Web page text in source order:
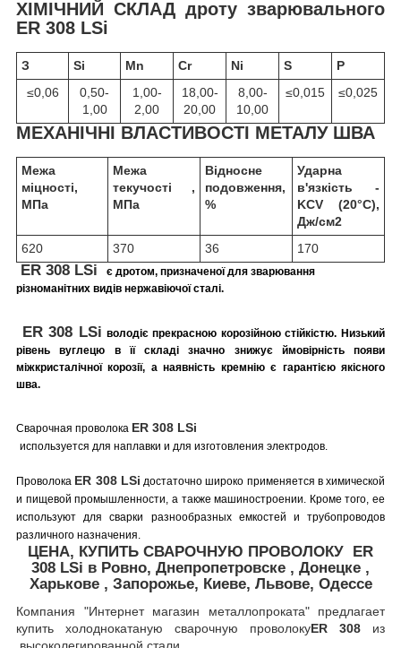
ХІМІЧНИЙ СКЛАД дроту зварювального
ER 308 LSi
З Si Mn Cr Ni S
P
≤0,06
0,50-
1,00
1,00-
2,00
18,00-
20,00
8,00-
10,00
≤0,015 ≤0,025
МЕХАНІЧНІ ВЛАСТИВОСТІ МЕТАЛУ ШВА
Межа
міцності,
МПа
Межа
текучості ,
МПа
Відносне
подовження,
%
Ударна
в'язкість -
KCV (20°C),
Дж/см2
620
370 36 170
ER 308 LSi
є дротом, призначеної для зварювання
різноманітних видів нержавіючої сталі.
ER 308 LSi володіє прекрасною корозійною стійкістю. Низький
рівень вуглецю в її складі значно знижує ймовірність появи
міжкристалічної корозії, а наявність кремнію є гарантією якісного
шва.
Сварочная проволока ER 308 LSi
используется для наплавки и для изготовления электродов.
Проволока ER 308 LSi достаточно широко применяется в химической
и пищевой промышленности, а также машиностроении. Кроме того, ее
используют для сварки разнообразных емкостей и трубопроводов
различного назначения.
ЦЕНА, КУПИТЬ СВАРОЧНУЮ ПРОВОЛОКУ
ER
308 LSi в Ровно, Днепропетровске , Донецке ,
Харькове , Запорожье, Киеве, Львове, Одессе
Компания "Интернет магазин металлопроката" предлагает
купить холоднокатаную сварочную проволокуER 308 из